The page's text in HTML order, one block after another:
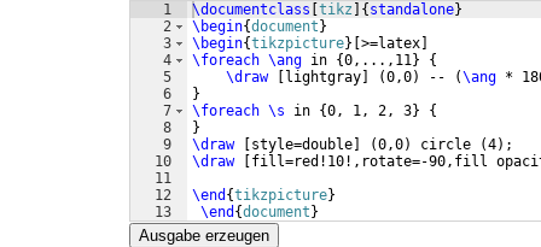
1
2
3
4
5
6
7
8
9
10
11
12
13
\documentclass tikz { standalone}
\begin{document }
\begin{tikzpicture} >=latex
\foreach \ang in {0,...,11}
{
\draw
lightgray (0,0) -- (\ang *
}
\foreach \s in {0, 1, 2, 3}
{
}
\draw
style=double (0,0) circle (4) ;
\draw
fill=red!10!,rotate=-90,fill
\end {tikzpicture}
\end {document }
Ausgabe erzeugen